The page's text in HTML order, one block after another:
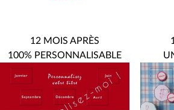
12 MOIS APRÈS
100% PERSONNALISABLE